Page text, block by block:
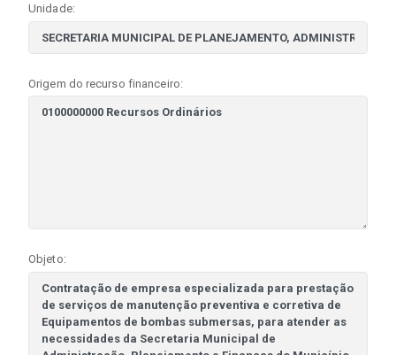
Unidade:
Origem do recurso financeiro:
Objeto: